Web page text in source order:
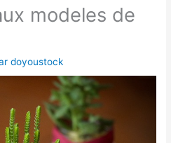
modeles de
doyoustock